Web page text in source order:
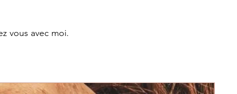
vous avec moi.